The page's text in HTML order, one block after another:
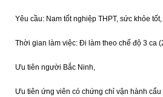
Yêu cầu: Nam tốt nghiệp THPT, sức khỏe
Thời gian làm việc: Đi làm theo chế độ 3 ca
Ưu tiên người Bắc Ninh,
Ưu tiên ứng viên có chứng chỉ vận hành cẩu